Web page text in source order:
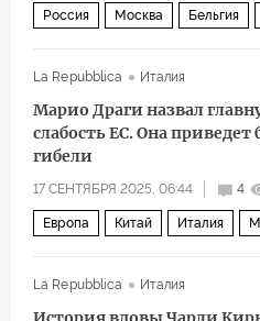
Россия Москва Бельгия
La Repubblica
Италия
Марио Драги назвал
слабость ЕС. Она приведет
гибели
17 СЕНТЯБРЯ 2025, 06:44 4
Европа Китай Италия
La Repubblica Италия